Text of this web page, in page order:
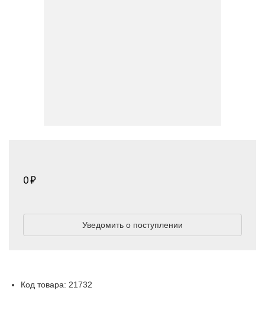
Код товара: 21732
0
Уведомить о поступлении